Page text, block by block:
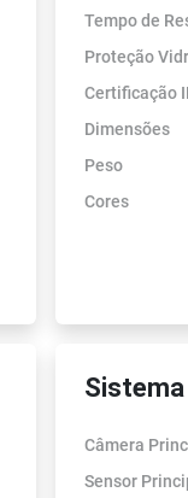
Tempo de
Proteção
Certificação
Dimensões
Peso
Cores
Sistema
Câmera
Sensor